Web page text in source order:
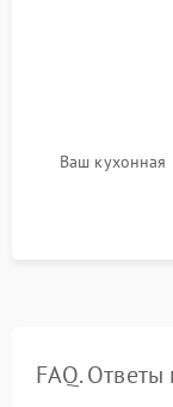
Ваш кухонная
FAQ.